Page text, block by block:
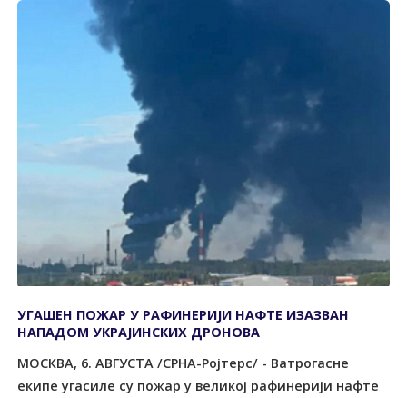
УГАШЕН ПОЖАР У РАФИНЕРИЈИ НАФТЕ ИЗАЗВАН
НАПАДОМ УКРАЈИНСКИХ ДРОНОВА
МОСКВА, 6. АВГУСТА /СРНА-Ројтерс/ - Ватрогасне
екипе угасиле су пожар у великој рафинерији нафте